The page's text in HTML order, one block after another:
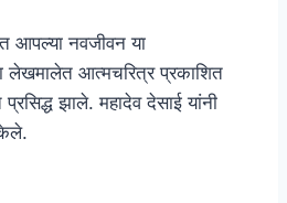
आपल्या नवजीवन या
लेखमालेत आत्मचरित्र प्रकाशित
झाले. महादेव देसाई यांनी
केले.